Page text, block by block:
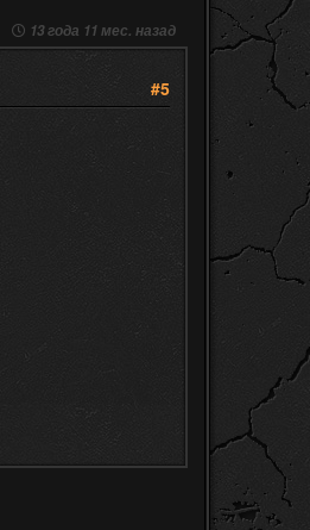
13 года 11 мес. назад
#5